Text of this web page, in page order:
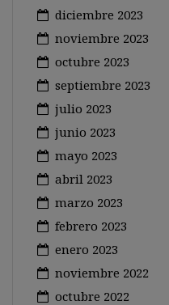
diciembre 2023
noviembre 2023
octubre 2023
septiembre 2023
julio 2023
junio 2023
mayo 2023
abril 2023
marzo 2023
febrero 2023
enero 2023
noviembre 2022
octubre 2022